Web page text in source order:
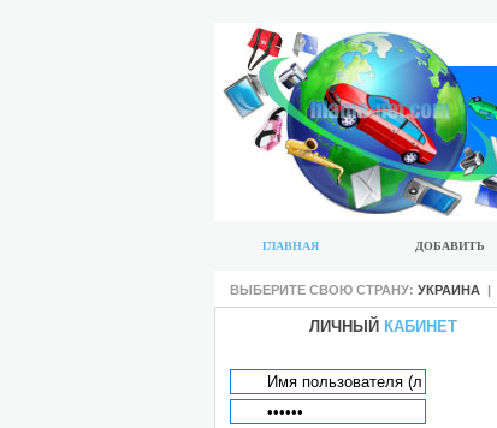
ГЛАВНАЯ ДОБАВИТЬ
ВЫБЕРИТЕ СВОЮ СТРАНУ: УКРАИНА |
ЛИЧНЫЙ КАБИНЕТ